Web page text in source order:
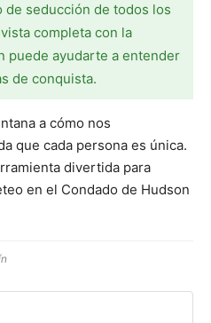
de seducción de todos los
completa con la
puede ayudarte a entender
de conquista.
a cómo nos
que cada persona es única.
divertida para
en el Condado de Hudson